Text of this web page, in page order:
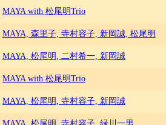
MAYA with 松尾明Trio
MAYA, 森里子, 寺村容子, 新岡誠, 松尾明
MAYA, 松尾明, 二村希一, 新岡誠
MAYA with 松尾明Trio
MAYA, 松尾明, 寺村容子, 新岡誠